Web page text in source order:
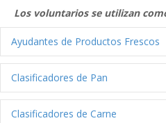
Los voluntarios se utilizan
Ayudantes de Productos Frescos
Clasificadores de Pan
Clasificadores de Carne